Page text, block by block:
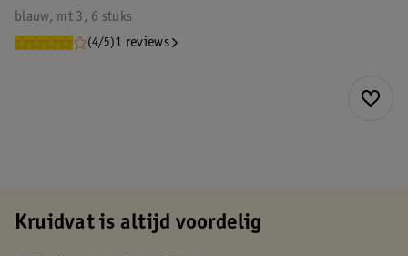
blauw, mt 3, 6 stuks
(4/5)1 reviews
Kruidvat is altijd voordelig